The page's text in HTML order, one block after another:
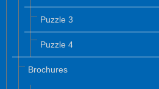
Puzzle 3
Puzzle 4
Brochures